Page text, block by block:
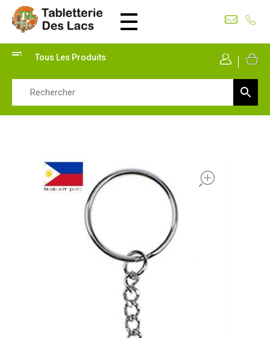
Tabletterie des Lacs
Tous Les Produits Mon